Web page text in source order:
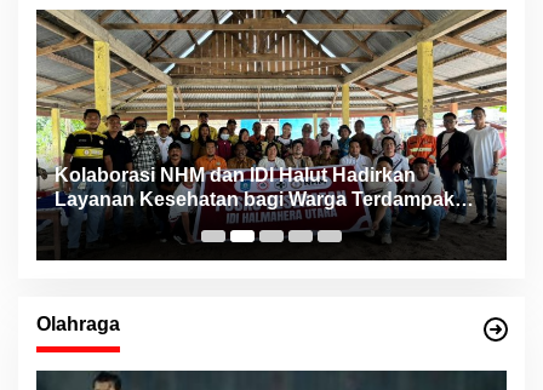
Kolaborasi NHM dan IDI Halut Hadirkan
Layanan Kesehatan bagi Warga Terdampak
Bencana Kao Barat
Olahraga